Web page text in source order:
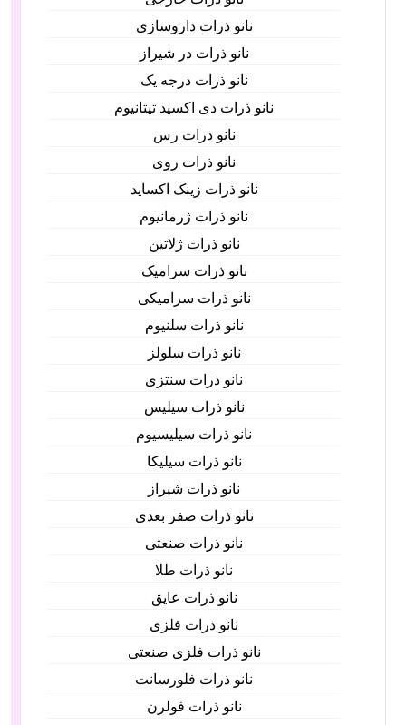
نانو ذرات داروسازی
نانو ذرات در شیراز
نانو ذرات درجه یک
نانو ذرات دی اکسید تیتانیوم
نانو ذرات رس
نانو ذرات روی
نانو ذرات زینک اکساید
نانو ذرات ژرمانیوم
نانو ذرات ژلاتین
نانو ذرات سرامیک
نانو ذرات سرامیکی
نانو ذرات سلنیوم
نانو ذرات سلولز
نانو ذرات سنتزی
نانو ذرات سیلیس
نانو ذرات سیلیسیوم
نانو ذرات سیلیکا
نانو ذرات شیراز
نانو ذرات صفر بعدی
نانو ذرات صنعتی
نانو ذرات طلا
نانو ذرات عایق
نانو ذرات فلزی
نانو ذرات فلزی صنعتی
نانو ذرات فلورسانت
نانو ذرات فولرن